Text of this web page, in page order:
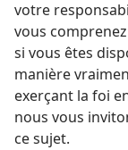
votre
vous
si vous êtes
manière
exerçant la foi
nous vous
ce sujet.